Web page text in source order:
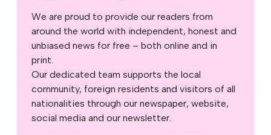
We are proud to provide our readers from
around the world with independent, honest and
unbiased news for free – both online and in
print.
Our dedicated team supports the local
community, foreign residents and visitors of all
nationalities through our newspaper, website,
social media and our newsletter.